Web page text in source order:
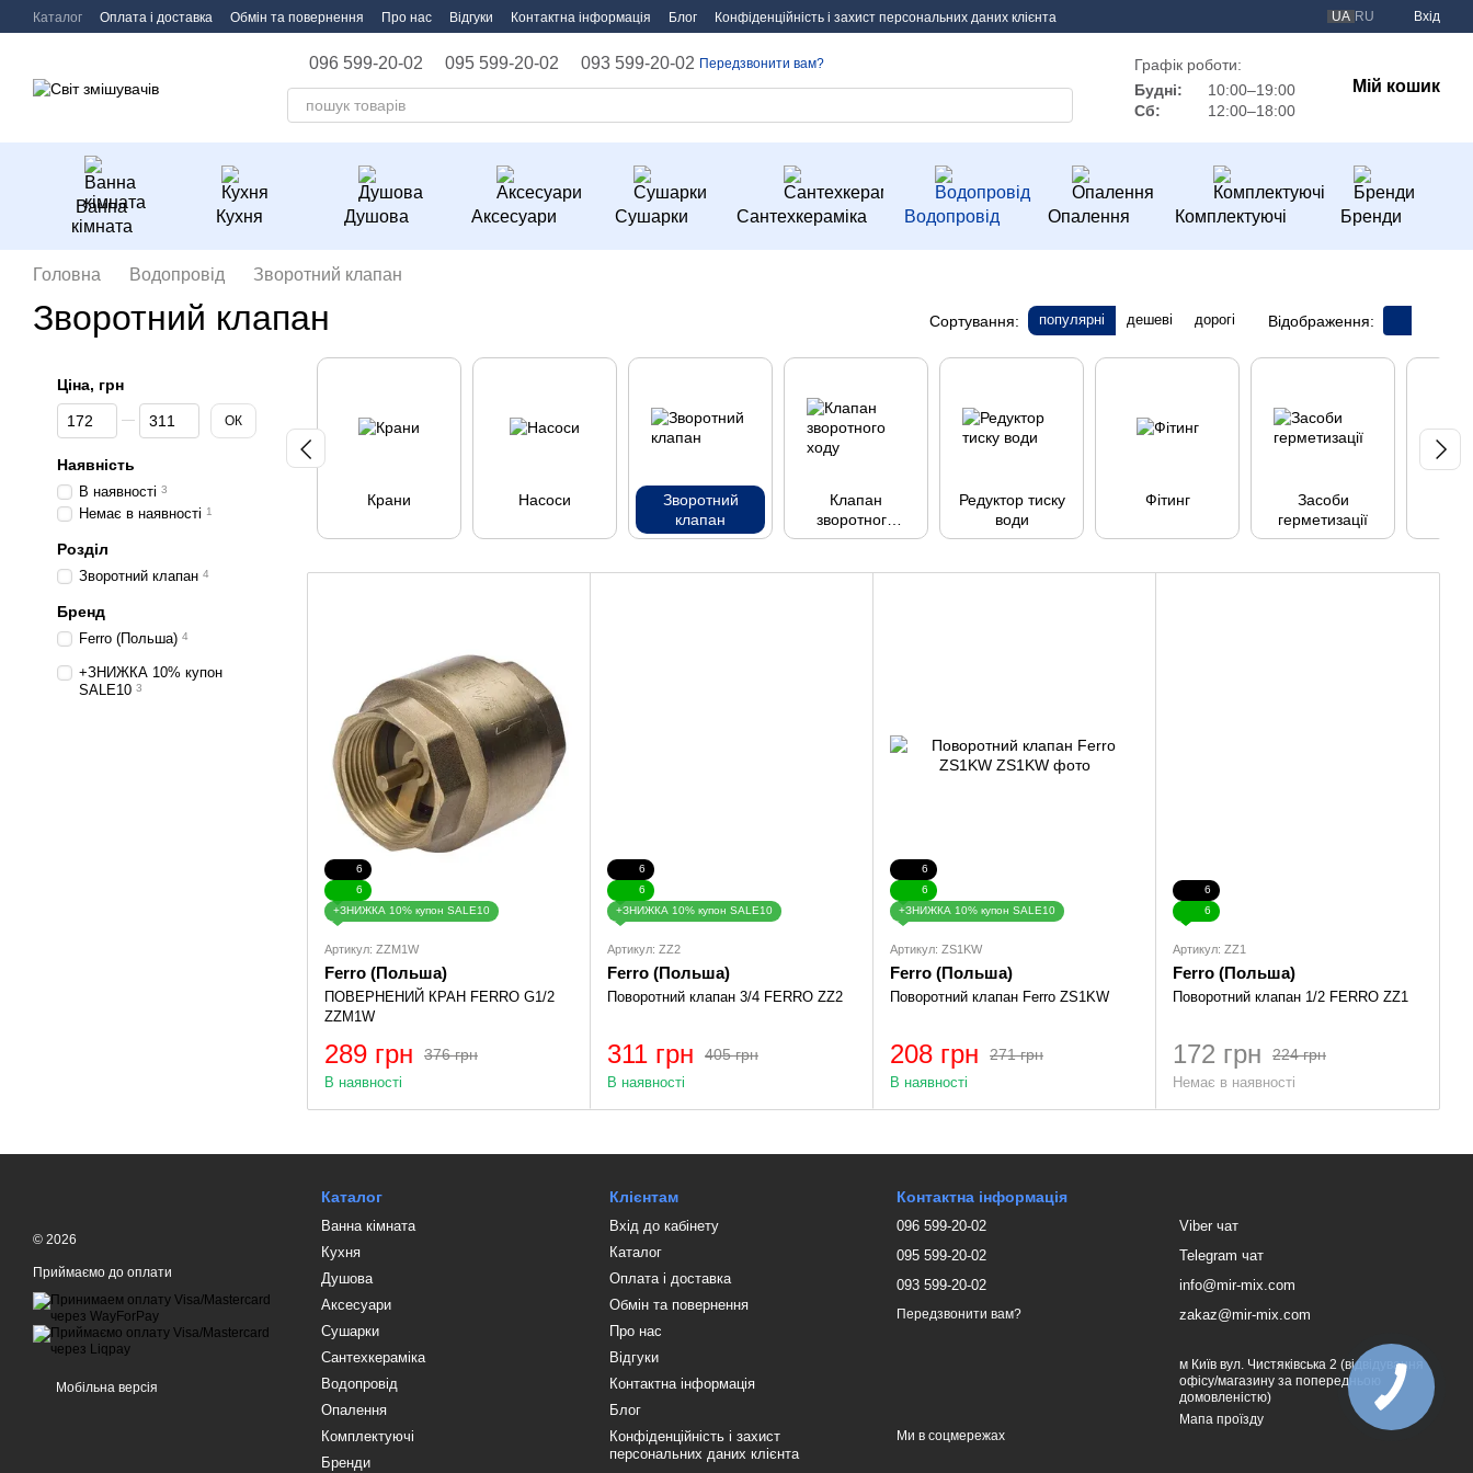
Перейти до основного контенту
Каталог Оплата і доставка Обмін та повернення Про нас Відгуки Контактна інформація Блог Конфіденційність і захист персональних даних клієнта UA RU Вхід
096 599-20-02 095 599-20-02 093 599-20-02 Передзвонити вам?
Графік роботи:
Будні:
10:00–19:00
Сб:
12:00–18:00
Мій кошик
Ванна
кімната
Кухня Душова Аксесуари Сушарки Сантехкераміка Водопровід Опалення Комплектуючі Бренди
Головна Водопровід Зворотний клапан
Зворотний клапан Сортування: популярні дешеві дорогі Відображення:
Крани Насоси
Зворотний
клапан
Клапан
зворотного
ходу
Редуктор тиску
води
Фітинг
Засоби
герметизації
6
6
+ЗНИЖКА 10% купон SALE10
Артикул: ZZM1W
Ferro (Польша)
ПОВЕРНЕНИЙ КРАН FERRO G1/2
ZZM1W
376 грн
289 грн
В наявності
6
6
+ЗНИЖКА 10% купон SALE10
Артикул: ZZ2
Ferro (Польша)
Поворотний клапан 3/4 FERRO ZZ2
405 грн
311 грн
В наявності
6
6
+ЗНИЖКА 10% купон SALE10
Артикул: ZS1KW
Ferro (Польша)
Поворотний клапан Ferro ZS1KW
271 грн
208 грн
В наявності
6
6
Артикул: ZZ1
Ferro (Польша)
Поворотний клапан 1/2 FERRO ZZ1
224 грн
172 грн
Немає в наявності
Ціна, грн
Від Ціна, грн
До Ціна, грн ОК
Наявність
В наявності 3
Немає в наявності 1
Розділ
Зворотний клапан 4
Бренд
Ferro (Польша) 4
+ЗНИЖКА 10% купон
SALE10 3
© 2026
Приймаємо до оплати
Мобільна версія
Каталог
Ванна кімната
Кухня
Душова
Аксесуари
Сушарки
Сантехкераміка
Водопровід
Опалення
Комплектуючі
Бренди
Клієнтам
Вхід до кабінету
Каталог
Оплата і доставка
Обмін та повернення
Про нас
Відгуки
Контактна інформація
Блог
Конфіденційність і захист
персональних даних клієнта
Контактна інформація
096 599-20-02
095 599-20-02
093 599-20-02
Передзвонити вам?
Viber чат
Telegram чат
info@mir-mix.com
zakaz@mir-mix.com
м Київ вул. Чистяківська 2 (відвідування
офісу/магазину за попередньою
домовленістю)
Мапа проїзду
Ми в соцмережах